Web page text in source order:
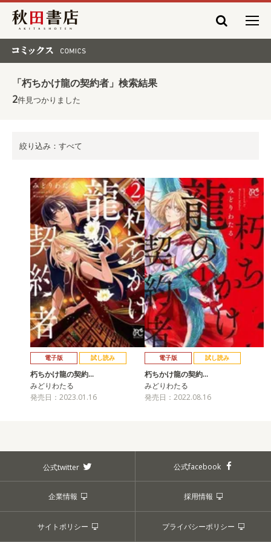
秋田書店
「朽ちかけ龍の契約者」検索結果
2件見つかりました
絞り込み：すべて
電子版 試し読み
朽ちかけ龍の契約…
みどりわたる
発売日：2023.01.16
電子版 試し読み
朽ちかけ龍の契約…
みどりわたる
発売日：2022.08.16
公式twitter 公式facebook
企業情報 採用情報
サイトポリシー プライバシーポリシー